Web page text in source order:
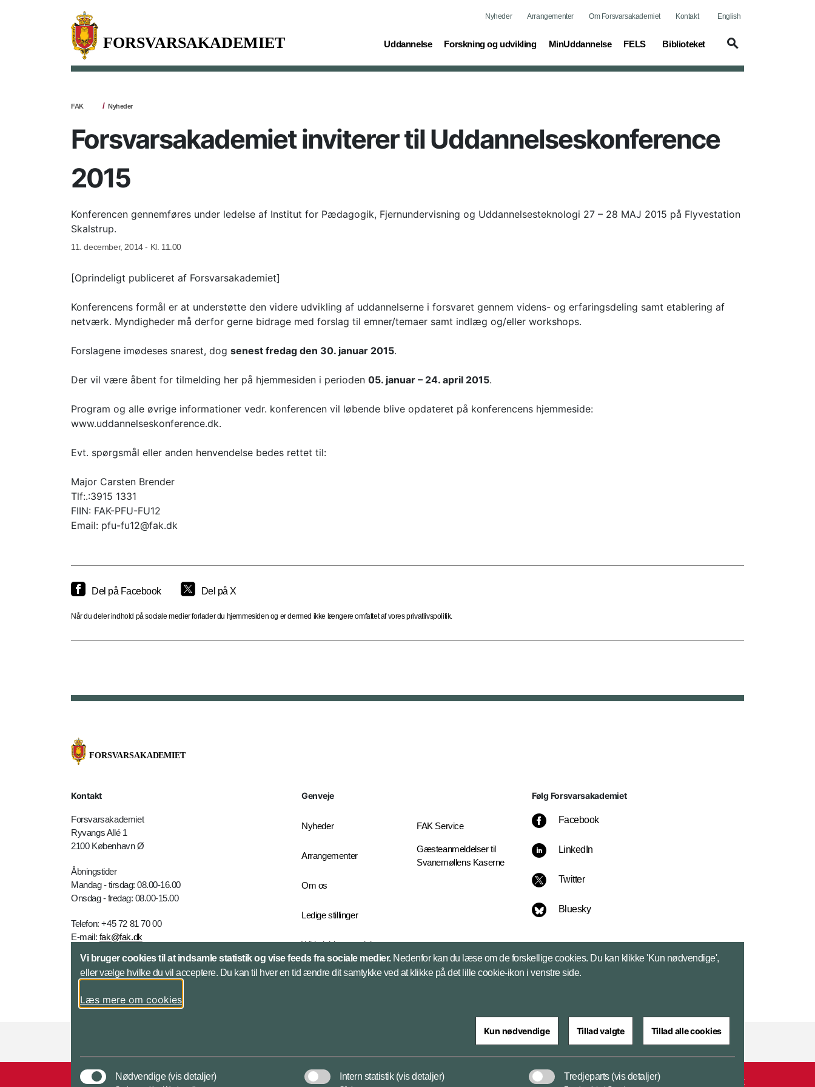
Nyheder Arrangementer Om Forsvarsakademiet Kontakt English
Uddannelse
(current) Forskning og udvikling
(current) MinUddannelse FELS Biblioteket
FAK Nyheder
Forsvarsakademiet inviterer til Uddannelseskonference
2015
Konferencen gennemføres under ledelse af Institut for Pædagogik, Fjernundervisning og Uddannelsesteknologi 27 – 28 MAJ 2015 på Flyvestation
Skalstrup.
11. december, 2014 - Kl. 11.00
[Oprindeligt publiceret af Forsvarsakademiet]
Konferencens formål er at understøtte den videre udvikling af uddannelserne i forsvaret gennem videns- og erfaringsdeling samt etablering af
netværk. Myndigheder må derfor gerne bidrage med forslag til emner/temaer samt indlæg og/eller workshops.
Forslagene imødeses snarest, dog senest fredag den 30. januar 2015.
Der vil være åbent for tilmelding her på hjemmesiden i perioden 05. januar – 24. april 2015.
Program og alle øvrige informationer vedr. konferencen vil løbende blive opdateret på konferencens hjemmeside:
www.uddannelseskonference.dk.
Evt. spørgsmål eller anden henvendelse bedes rettet til:
Major Carsten Brender
Tlf:.:3915 1331
FIIN: FAK-PFU-FU12
Email: pfu-fu12@fak.dk
Del på Facebook Del på X
Når du deler indhold på sociale medier forlader du hjemmesiden og er dermed ikke længere omfattet af vores privatlivspolitik.
Kontakt
Forsvarsakademiet
Ryvangs Allé 1
2100 København Ø
Åbningstider
Mandag - tirsdag: 08.00-16.00
Onsdag - fredag: 08.00-15.00
Telefon: +45 72 81 70 00
E-mail: fak@fak.dk
Kontakt
Genveje
Nyheder
Arrangementer
Om os
Ledige stillinger
Whistleblowerordningen
FAK Service
Gæsteanmeldelser til
Svanemøllens Kaserne
Følg Forsvarsakademiet
Facebook
LinkedIn
Twitter
Bluesky
Tilgængelighedserklæring Cookiepolitik
Vi bruger cookies til at indsamle statistik og vise feeds fra sociale medier.Nedenfor kan du læse om de forskellige cookies. Du kan klikke 'Kun nødvendige',
eller vælge hvilke du vil acceptere. Du kan til hver en tid ændre dit samtykke ved at klikke på det lille cookie-ikon i venstre side.
Læs mere om cookies
Kun nødvendige Tillad valgte Tillad alle cookies
Nødvendige (vis detaljer) Intern statistik (vis detaljer) Tredjeparts (vis detaljer)